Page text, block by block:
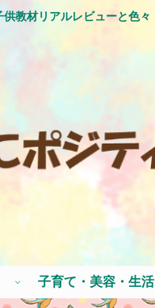
教材リアルレビューと色々
子育て・美容・生活